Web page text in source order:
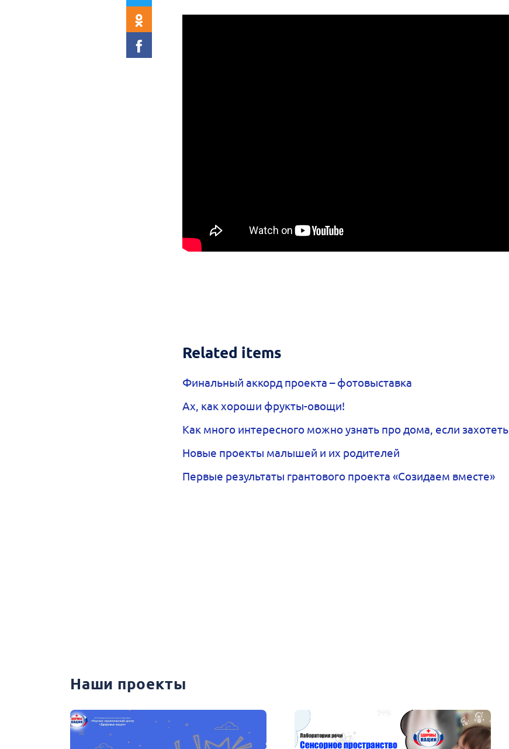
Related items
Финальный аккорд проекта – фотовыставка
Ах, как хороши фрукты-овощи!
Как много интересного можно узнать про дома, если захотеть
Новые проекты малышей и их родителей
Первые результаты грантового проекта «Созидаем вместе»
Наши проекты